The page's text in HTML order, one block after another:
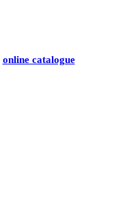
online catalogue